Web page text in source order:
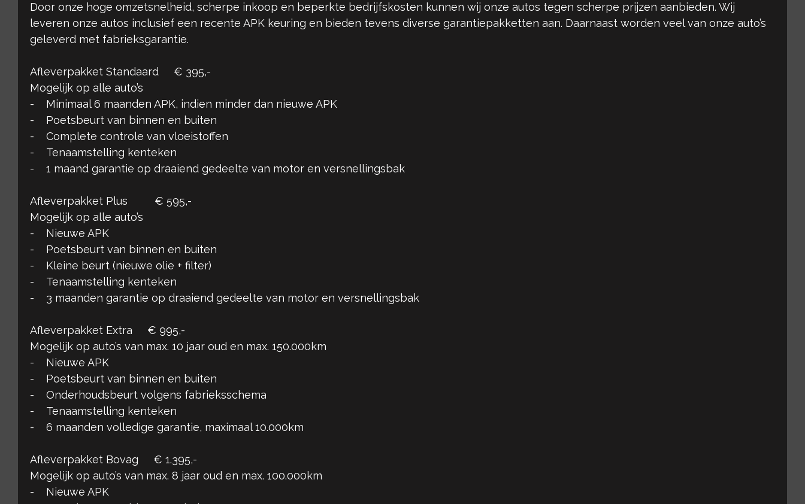
Door onze hoge omzetsnelheid, scherpe inkoop en beperkte bedrijfskosten kunnen wij onze autos tegen scherpe prijzen aanbieden. Wij
leveren onze autos inclusief een recente APK keuring en bieden tevens diverse garantiepakketten aan. Daarnaast worden veel van onze auto’s
geleverd met fabrieksgarantie.
Afleverpakket Standaard € 395,-
Mogelijk op alle auto’s
- Minimaal 6 maanden APK, indien minder dan nieuwe APK
- Poetsbeurt van binnen en buiten
- Complete controle van vloeistoffen
- Tenaamstelling kenteken
- 1 maand garantie op draaiend gedeelte van motor en versnellingsbak
Afleverpakket Plus € 595,-
Mogelijk op alle auto’s
- Nieuwe APK
- Poetsbeurt van binnen en buiten
- Kleine beurt (nieuwe olie + filter)
- Tenaamstelling kenteken
- 3 maanden garantie op draaiend gedeelte van motor en versnellingsbak
Afleverpakket Extra € 995,-
Mogelijk op auto’s van max. 10 jaar oud en max. 150.000km
- Nieuwe APK
- Poetsbeurt van binnen en buiten
- Onderhoudsbeurt volgens fabrieksschema
- Tenaamstelling kenteken
- 6 maanden volledige garantie, maximaal 10.000km
Afleverpakket Bovag € 1.395,-
Mogelijk op auto’s van max. 8 jaar oud en max. 100.000km
- Nieuwe APK